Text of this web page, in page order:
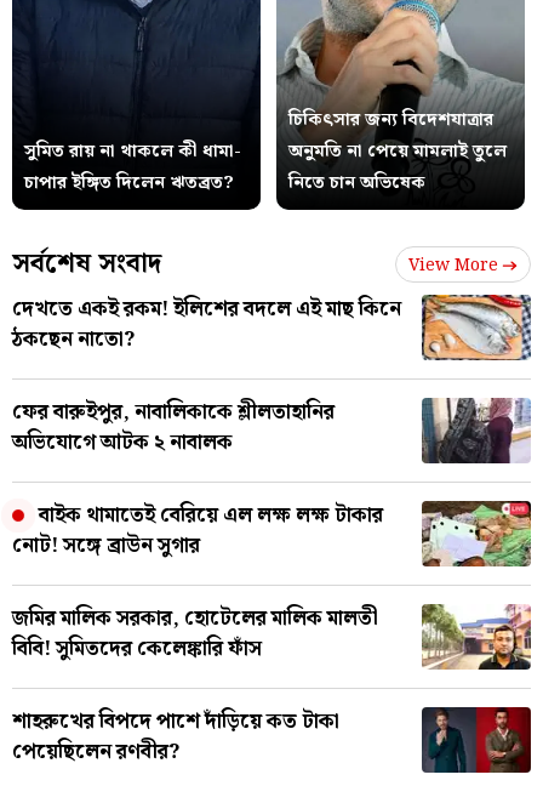
সুমিত রায় না থাকলে কী ধামা-
চাপার ইঙ্গিত দিলেন ঋতব্রত?
চিকিৎসার জন্য বিদেশযাত্রার
অনুমতি না পেয়ে মামলাই তুলে
নিতে চান অভিষেক
সর্বশেষ সংবাদ View More
দেখতে একই রকম! ইলিশের বদলে এই মাছ কিনে
ঠকছেন নাতো?
ফের বারুইপুর, নাবালিকাকে শ্লীলতাহানির
অভিযোগে আটক ২ নাবালক
বাইক থামাতেই বেরিয়ে এল লক্ষ লক্ষ টাকার
নোট! সঙ্গে ব্রাউন সুগার
জমির মালিক সরকার, হোটেলের মালিক মালতী
বিবি! সুমিতদের কেলেঙ্কারি ফাঁস
শাহরুখের বিপদে পাশে দাঁড়িয়ে কত টাকা
পেয়েছিলেন রণবীর?